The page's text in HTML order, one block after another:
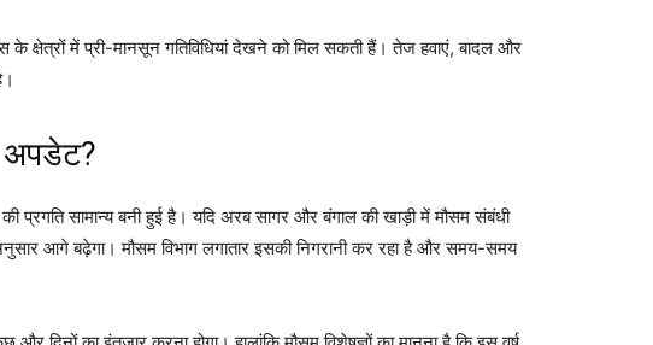
क्षेत्रों में प्री-मानसून गतिविधियां देखने को मिल सकती हैं। तेज हवाएं, बादल और
अपडेट?
प्रगति सामान्य बनी हुई है। यदि अरब सागर और बंगाल की खाड़ी में मौसम संबंधी
आगे बढ़ेगा। मौसम विभाग लगातार इसकी निगरानी कर रहा है और समय-समय